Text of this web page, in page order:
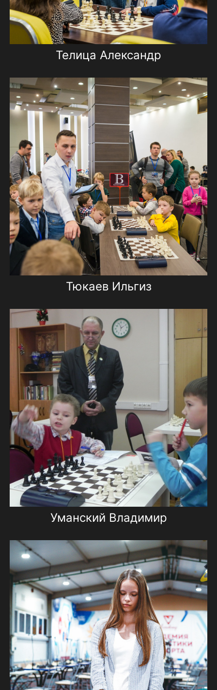
Телица Александр
Тюкаев Ильгиз
Уманский Владимир